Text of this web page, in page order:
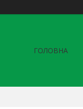
ГОЛОВНА